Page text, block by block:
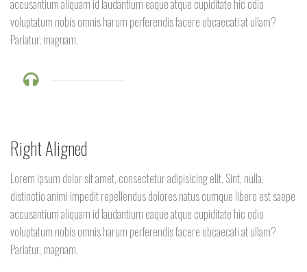
accusantium aliquam id laudantium eaque atque cupiditate hic odio
voluptatum nobis omnis harum perferendis facere obcaecati at ullam?
Pariatur, magnam.
Right Aligned
Lorem ipsum dolor sit amet, consectetur adipisicing elit. Sint, nulla,
distinctio animi impedit repellendus dolores natus cumque libero est saepe
accusantium aliquam id laudantium eaque atque cupiditate hic odio
voluptatum nobis omnis harum perferendis facere obcaecati at ullam?
Pariatur, magnam.